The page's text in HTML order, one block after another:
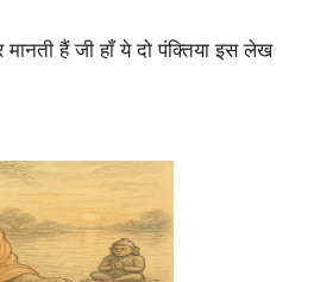
मानती हैं जी हाँ ये दो पंक्तिया इस लेख